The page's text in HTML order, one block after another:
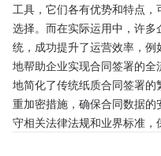
工具，它们各有优势和特点
选择。而在实际运用中，许
统，成功提升了运营效率，
地帮助企业实现合同签署的
地简化了传统纸质合同签署
重加密措施，确保合同数据
守相关法律法规和业界标准，